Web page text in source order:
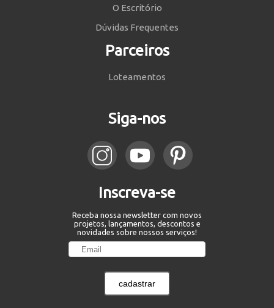
O Escritório
Dúvidas Frequentes
Parceiros
Loteamentos
Siga-nos
Inscreva-se
Receba nossa newsletter com novos
projetos, lançamentos, descontos e
novidades sobre nossos serviços!
cadastrar